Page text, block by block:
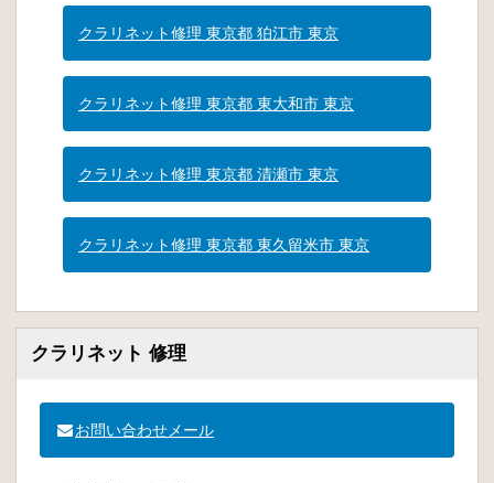
クラリネット修理 東京都 狛江市 東京
クラリネット修理 東京都 東大和市 東京
クラリネット修理 東京都 清瀬市 東京
クラリネット修理 東京都 東久留米市 東京
クラリネット 修理
お問い合わせメール